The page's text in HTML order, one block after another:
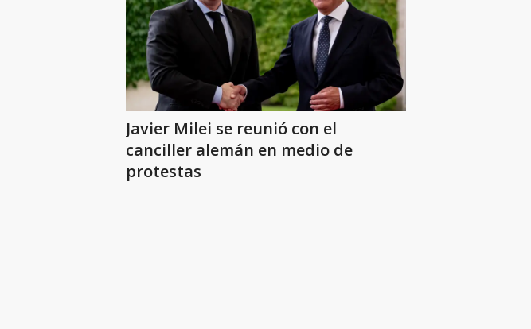
Javier Milei se reunió con el
canciller alemán en medio de
protestas